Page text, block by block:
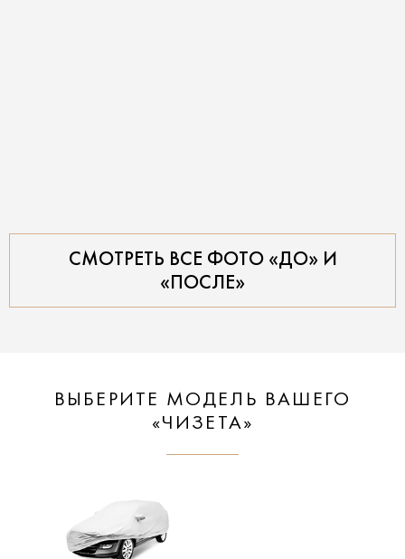
СМОТРЕТЬ ВСЕ ФОТО «ДО» И
«ПОСЛЕ»
ВЫБЕРИТЕ МОДЕЛЬ ВАШЕГО
«ЧИЗЕТА»